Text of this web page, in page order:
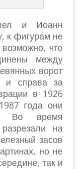
и Иоанн
к фигурам не
что
между
ворот
и справа за
в 1926
года они
Во время
на
засов
но не
так и